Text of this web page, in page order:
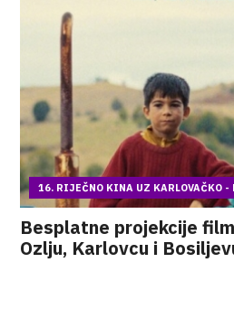
16. RIJEČNO KINA UZ KARLOVAČKO -
Besplatne projekcije
Ozlju, Karlovcu i